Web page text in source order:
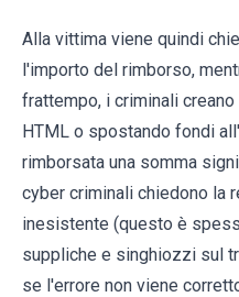
Alla vittima viene quindi
l'importo del rimborso,
frattempo, i criminali
HTML o spostando fondi
rimborsata una somma
cyber criminali chiedono la
inesistente (questo è
suppliche e singhiozzi sul
se l'errore non viene